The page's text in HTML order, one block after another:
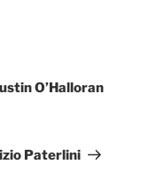
O’Halloran
Paterlini